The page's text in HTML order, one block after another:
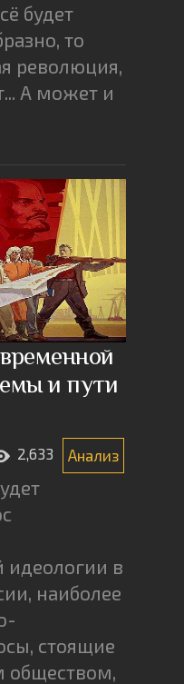
будет
то
революция,
А может и
и пути
2,633 Анализ
идеологии в
наиболее
стоящие
обществом,